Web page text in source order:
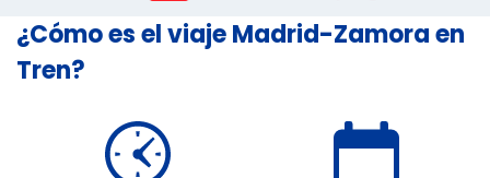
¿Cómo es el viaje Madrid-Zamora en
Tren?